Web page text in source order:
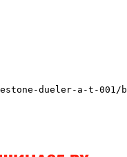
dueler-a-t-001/